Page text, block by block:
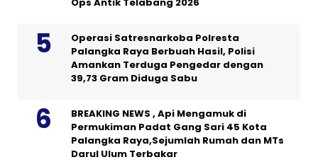
Ops Antik Telabang 2026
Operasi Satresnarkoba Polresta
Palangka Raya Berbuah Hasil, Polisi
Amankan Terduga Pengedar dengan
39,73 Gram Diduga Sabu
BREAKING NEWS , Api Mengamuk di
Permukiman Padat Gang Sari 45 Kota
Palangka Raya,Sejumlah Rumah dan MTs
Darul Ulum Terbakar